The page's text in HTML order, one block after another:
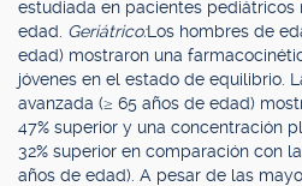
estudiada en pacientes pediátricos
edad. Geriátrico:Los hombres de
edad) mostraron una
jóvenes en el estado de equilibrio.
avanzada (≥ 65 años de edad)
47% superior y una concentración
32% superior en comparación con
años de edad). A pesar de las